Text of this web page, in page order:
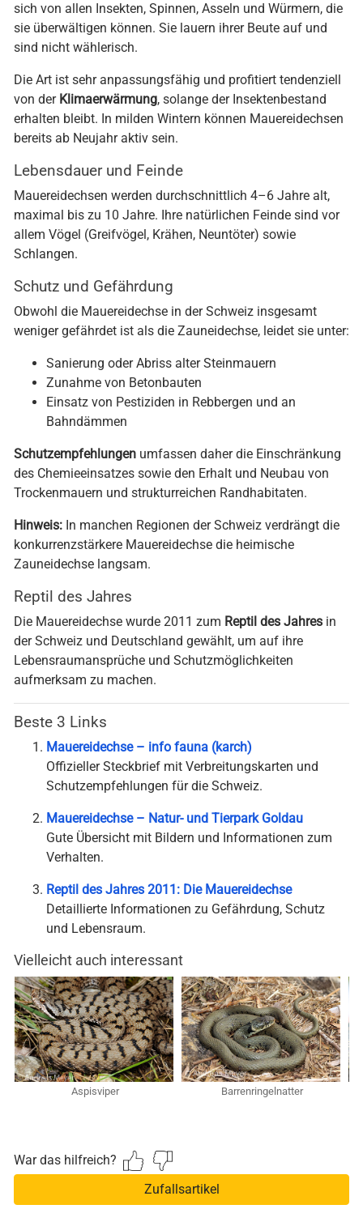
sich von allen Insekten, Spinnen, Asseln und Würmern, die
sie überwältigen können. Sie lauern ihrer Beute auf und
sind nicht wählerisch.
Die Art ist sehr anpassungsfähig und profitiert tendenziell
von der Klimaerwärmung, solange der Insektenbestand
erhalten bleibt. In milden Wintern können Mauereidechsen
bereits ab Neujahr aktiv sein.
Lebensdauer und Feinde
Mauereidechsen werden durchschnittlich 4–6 Jahre alt,
maximal bis zu 10 Jahre. Ihre natürlichen Feinde sind vor
allem Vögel (Greifvögel, Krähen, Neuntöter) sowie
Schlangen.
Schutz und Gefährdung
Obwohl die Mauereidechse in der Schweiz insgesamt
weniger gefährdet ist als die Zauneidechse, leidet sie unter:
Sanierung oder Abriss alter Steinmauern
Zunahme von Betonbauten
Einsatz von Pestiziden in Rebbergen und an
Bahndämmen
Schutzempfehlungen umfassen daher die Einschränkung
des Chemieeinsatzes sowie den Erhalt und Neubau von
Trockenmauern und strukturreichen Randhabitaten.
Hinweis: In manchen Regionen der Schweiz verdrängt die
konkurrenzstärkere Mauereidechse die heimische
Zauneidechse langsam.
Reptil des Jahres
Die Mauereidechse wurde 2011 zum Reptil des Jahres in
der Schweiz und Deutschland gewählt, um auf ihre
Lebensraumansprüche und Schutzmöglichkeiten
aufmerksam zu machen.
Beste 3 Links
Mauereidechse – info fauna (karch)
Offizieller Steckbrief mit Verbreitungskarten und
Schutzempfehlungen für die Schweiz.
Mauereidechse – Natur- und Tierpark Goldau
Gute Übersicht mit Bildern und Informationen zum
Verhalten.
Reptil des Jahres 2011: Die Mauereidechse
Detaillierte Informationen zu Gefährdung, Schutz
und Lebensraum.
Vielleicht auch interessant
Aspisviper Barrenringelnatter
War das hilfreich?
Zufallsartikel